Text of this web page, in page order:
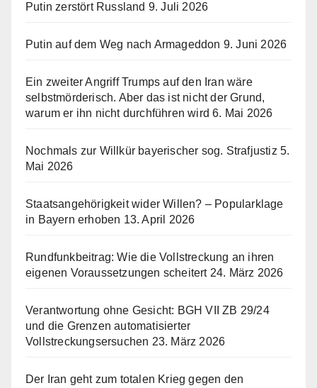
Putin zerstört Russland 9. Juli 2026
Putin auf dem Weg nach Armageddon 9. Juni 2026
Ein zweiter Angriff Trumps auf den Iran wäre
selbstmörderisch. Aber das ist nicht der Grund,
warum er ihn nicht durchführen wird 6. Mai 2026
Nochmals zur Willkür bayerischer sog. Strafjustiz 5.
Mai 2026
Staatsangehörigkeit wider Willen? – Popularklage
in Bayern erhoben 13. April 2026
Rundfunkbeitrag: Wie die Vollstreckung an ihren
eigenen Voraussetzungen scheitert 24. März 2026
Verantwortung ohne Gesicht: BGH VII ZB 29/24
und die Grenzen automatisierter
Vollstreckungsersuchen 23. März 2026
Der Iran geht zum totalen Krieg gegen den